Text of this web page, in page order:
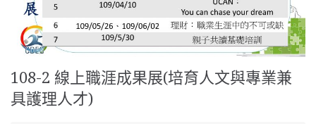
108-2 線上職涯成果展(培育人文與專業兼
具護理人才)